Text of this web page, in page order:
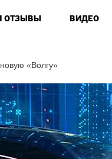
ОТЗЫВЫ ВИДЕО
«Волгу»